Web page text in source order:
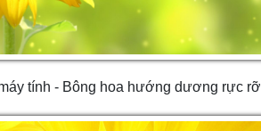
tính - Bông hoa hướng dương rực rỡ